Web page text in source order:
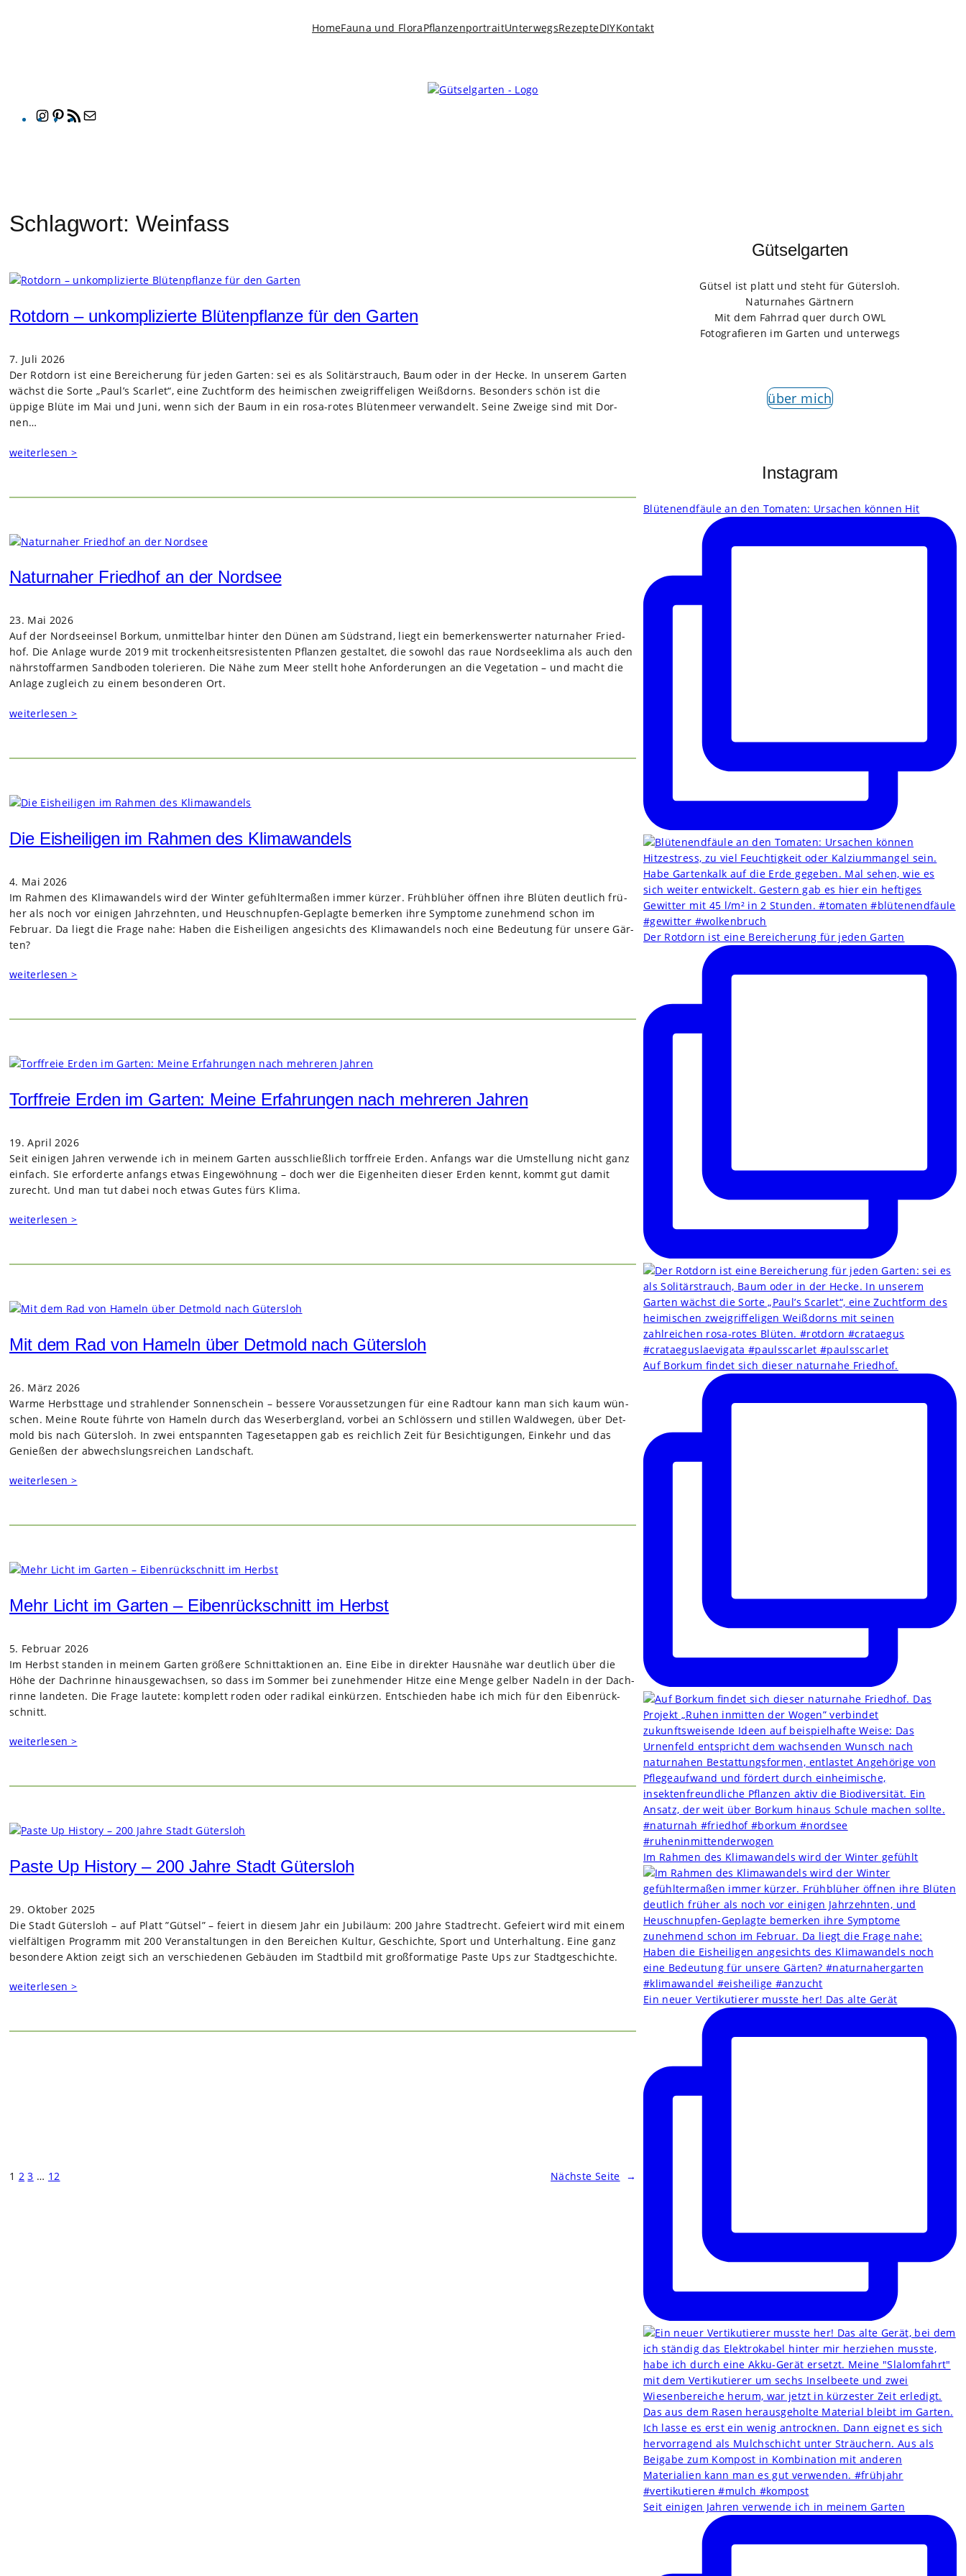
HomeFauna und FloraPflanzenportraitUnterwegsRezepteDIYKontakt
Instagram
Pinterest
RSS-
Schlagwort: Weinfass
Rotdorn – unkomplizierte Blütenpflanze für den Garten
7. Juli 2026
Der Rot­dorn ist eine Berei­che­rung für jeden Gar­ten: sei es als Soli­tär­strauch, Baum oder in der Hecke. In unse­rem Gar­ten
wächst die Sorte „Paul’s Scar­let“, eine Zucht­form des hei­mi­schen zwei­grif­fe­li­gen Weiß­dorns. Beson­ders schön ist die
üppige Blüte im Mai und Juni, wenn sich der Baum in ein rosa-rotes Blü­ten­meer ver­wan­delt. Seine Zweige sind mit Dor­
nen…
weiterlesen >
Naturnaher Friedhof an der Nordsee
23. Mai 2026
Auf der Nord­see­insel Bor­kum, unmit­tel­bar hin­ter den Dünen am Süd­strand, liegt ein bemer­kens­wer­ter natur­na­her Fried­
hof. Die Anlage wurde 2019 mit tro­cken­heits­re­sis­ten­ten Pflan­zen gestal­tet, die sowohl das raue Nord­see­klima als auch den
nähr­stoff­ar­men Sand­bo­den tole­rie­ren. Die Nähe zum Meer stellt hohe Anfor­de­run­gen an die Vege­ta­tion – und macht die
Anlage zugleich zu einem beson­de­ren Ort.
weiterlesen >
Die Eisheiligen im Rahmen des Klimawandels
4. Mai 2026
Im Rah­men des Kli­ma­wan­dels wird der Win­ter gefühl­ter­ma­ßen immer kür­zer. Früh­blü­her öff­nen ihre Blü­ten deut­lich frü­
her als noch vor eini­gen Jahr­zehn­ten, und Heu­schnup­fen-Geplagte bemer­ken ihre Sym­ptome zuneh­mend schon im
Februar. Da liegt die Frage nahe: Haben die Eis­hei­li­gen ange­sichts des Kli­ma­wan­dels noch eine Bedeu­tung für unsere Gär­
ten?
weiterlesen >
Torffreie Erden im Garten: Meine Erfahrungen nach mehreren Jahren
19. April 2026
Seit eini­gen Jah­ren ver­wende ich in mei­nem Gar­ten aus­schließ­lich torf­freie Erden. Anfangs war die Umstel­lung nicht ganz
ein­fach. SIe erfor­derte anfangs etwas Ein­ge­wöh­nung – doch wer die Eigen­hei­ten die­ser Erden kennt, kommt gut damit
zurecht. Und man tut dabei noch etwas Gutes fürs Klima.
weiterlesen >
Mit dem Rad von Hameln über Detmold nach Gütersloh
26. März 2026
Warme Herbst­tage und strah­len­der Son­nen­schein – bes­sere Vor­aus­set­zun­gen für eine Rad­tour kann man sich kaum wün­
schen. Meine Route führte von Hameln durch das Weser­berg­land, vor­bei an Schlös­sern und stil­len Wald­we­gen, über Det­
mold bis nach Güters­loh. In zwei ent­spann­ten Tages­etap­pen gab es reich­lich Zeit für Besich­ti­gun­gen, Ein­kehr und das
Genie­ßen der abwechs­lungs­rei­chen Land­schaft.
weiterlesen >
Mehr Licht im Garten – Eibenrückschnitt im Herbst
5. Februar 2026
Im Herbst stan­den in mei­nem Gar­ten grö­ßere Schnitt­ak­tio­nen an. Eine Eibe in direk­ter Haus­nähe war deut­lich über die
Höhe der Dach­rinne hin­aus­ge­wach­sen, so dass im Som­mer bei zuneh­men­der Hitze eine Menge gel­ber Nadeln in der Dach­
rinne lan­de­ten. Die Frage lau­tete: kom­plett roden oder radi­kal ein­kür­zen. Ent­schie­den habe ich mich für den Eiben­rück­
schnitt.
weiterlesen >
Paste Up History – 200 Jahre Stadt Gütersloh
29. Oktober 2025
Die Stadt Güters­loh – auf Platt ”Gütsel” – fei­ert in die­sem Jahr ein Jubi­läum: 200 Jahre Stadt­recht. Gefei­ert wird mit einem
viel­fäl­ti­gen Pro­gramm mit 200 Ver­an­stal­tun­gen in den Berei­chen Kul­tur, Geschichte, Sport und Unter­hal­tung. Eine ganz
beson­dere Aktion zeigt sich an ver­schie­de­nen Gebäu­den im Stadt­bild mit groß­for­ma­tige Paste Ups zur Stadt­ge­schichte.
weiterlesen >
1 2 3 … 12 Nächste Seite →
Gütselgarten
Gütsel ist platt und steht für Gütersloh.
Naturnahes Gärtnern
Mit dem Fahrrad quer durch OWL
Fotografieren im Garten und unterwegs
über mich
Instagram
Blütenendfäule an den Tomaten: Ursachen können Hit
Der Rotdorn ist eine Bereicherung für jeden Garten
Auf Borkum findet sich dieser naturnahe Friedhof.
Im Rahmen des Klimawandels wird der Winter gefühlt
Ein neuer Vertikutierer musste her! Das alte Gerät
Seit einigen Jahren verwende ich in meinem Garten